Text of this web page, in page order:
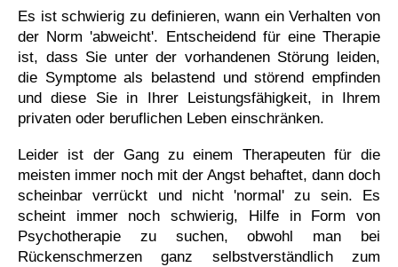
Es ist schwierig zu definieren, wann ein Verhalten von
der Norm 'abweicht'. Entscheidend für eine Therapie
ist, dass Sie unter der vorhandenen Störung leiden,
die Symptome als belastend und störend empfinden
und diese Sie in Ihrer Leistungsfähigkeit, in Ihrem
privaten oder beruflichen Leben einschränken.
Leider ist der Gang zu einem Therapeuten für die
meisten immer noch mit der Angst behaftet, dann doch
scheinbar verrückt und nicht 'normal' zu sein. Es
scheint immer noch schwierig, Hilfe in Form von
Psychotherapie zu suchen, obwohl man bei
Rückenschmerzen ganz selbstverständlich zum